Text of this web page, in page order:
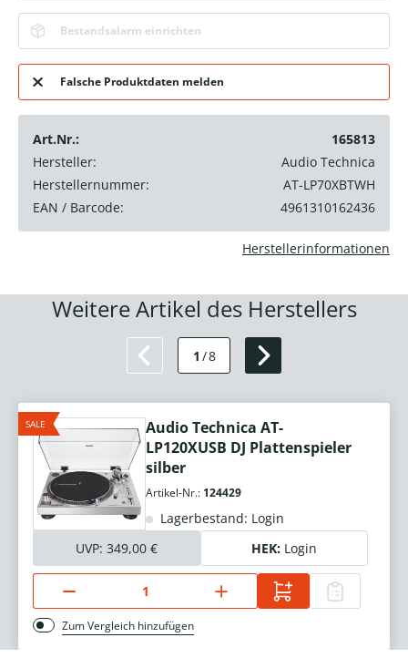
Bestandsalarm einrichten
Falsche Produktdaten melden
Art.Nr.:
165813
Hersteller:
Audio Technica
Herstellernummer:
AT-LP70XBTWH
EAN / Barcode:
4961310162436
Herstellerinformationen
Weitere Artikel des Herstellers
1 /8
SALE
Audio Technica AT-
LP120XUSB DJ Plattenspieler
silber
Artikel-Nr.: 124429
Lagerbestand: Login
UVP: 349,00 € HEK: Login
Zum Vergleich hinzufügen